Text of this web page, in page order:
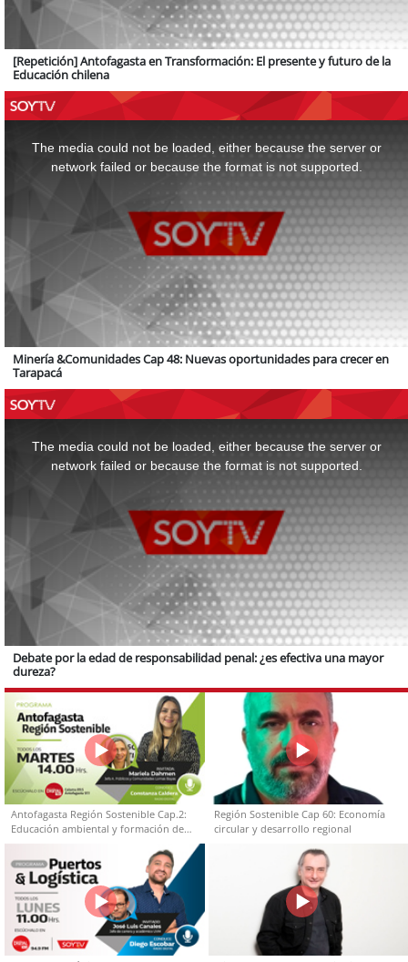
[Repetición] Antofagasta en Transformación: El presente y futuro de la
Educación chilena
The media could not be loaded, either because the server or
network failed or because the format is not supported.
Minería &Comunidades Cap 48: Nuevas oportunidades para crecer en
Tarapacá
The media could not be loaded, either because the server or
network failed or because the format is not supported.
Debate por la edad de responsabilidad penal: ¿es efectiva una mayor
dureza?
Antofagasta Región Sostenible Cap.2:
Educación ambiental y formación de
capacidades técnicas
Región Sostenible Cap 60: Economía
circular y desarrollo regional